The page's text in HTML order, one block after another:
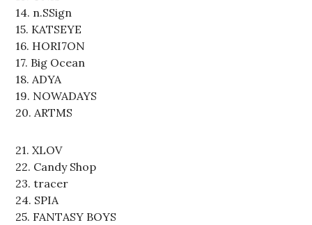
14. n.SSign
15. KATSEYE
16. HORI7ON
17. Big Ocean
18. ADYA
19. NOWADAYS
20. ARTMS
21. XLOV
22. Candy Shop
23. tracer
24. SPIA
25. FANTASY BOYS